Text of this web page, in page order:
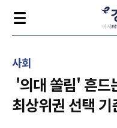
사회
'의대 쏠림' 흔
최상위권 선택